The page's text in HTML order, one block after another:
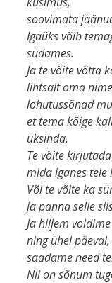
soovimata
Igaüks võib
südames.
Ja te võite võtta
lihtsalt oma
lohutussõnad
et tema kõige
üksinda.
Te võite
mida iganes teie
Või te võite ka
ja panna selle
Ja hiljem
ning ühel
saadame need
Nii on sõnum